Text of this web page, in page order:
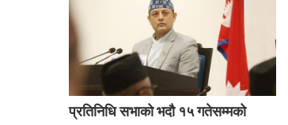
प्रतिनिधि सभाको भदौ १५ गतेसम्मको